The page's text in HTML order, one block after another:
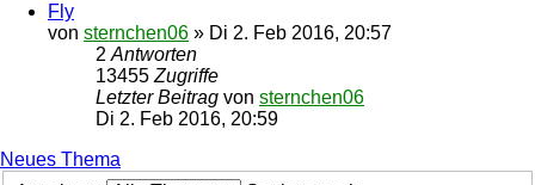
Fly
von sternchen06 » Di 2. Feb 2016, 20:57
2 Antworten
13455 Zugriffe
Letzter Beitrag von sternchen06
Di 2. Feb 2016, 20:59
Neues Thema